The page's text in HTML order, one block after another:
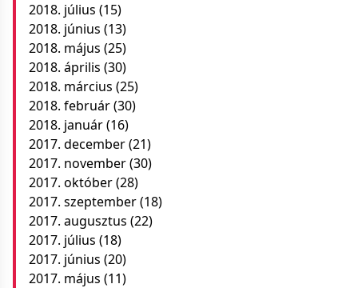
2018. július (15)
2018. június (13)
2018. május (25)
2018. április (30)
2018. március (25)
2018. február(30)
2018. január(16)
2017. december(21)
2017. november(30)
2017. október(28)
2017. szeptember(18)
2017. augusztus (22)
2017. július (18)
2017. június (20)
2017. május (11)